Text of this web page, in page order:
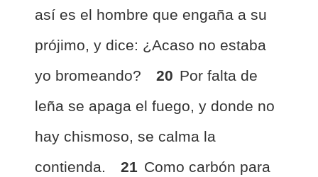
así es el hombre que engaña a su
prójimo, y dice: ¿Acaso no estaba
yo bromeando?
20 Por falta de
leña se apaga el fuego, y donde no
hay chismoso, se calma la
contienda.
21 Como carbón para